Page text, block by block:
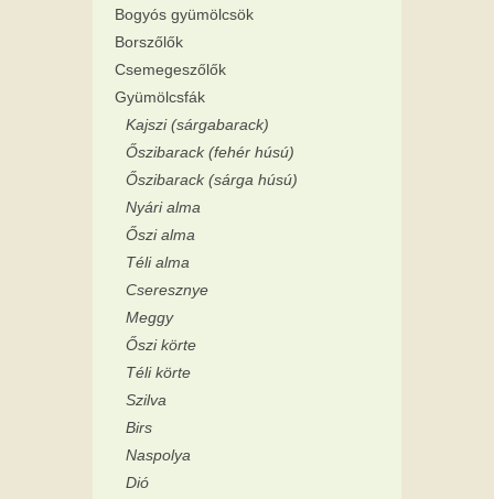
Bogyós gyümölcsök
Borszőlők
Csemegeszőlők
Gyümölcsfák
Kajszi (sárgabarack)
Őszibarack (fehér húsú)
Őszibarack (sárga húsú)
Nyári alma
Őszi alma
Téli alma
Cseresznye
Meggy
Őszi körte
Téli körte
Szilva
Birs
Naspolya
Dió